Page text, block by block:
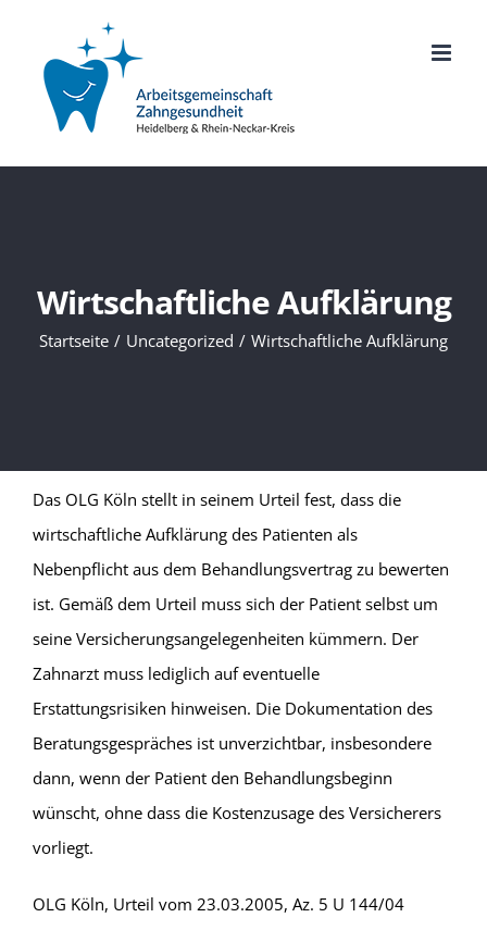
springen
Wirtschaftliche Aufklärung
Startseite Uncategorized Wirtschaftliche Aufklärung
Das OLG Köln stellt in seinem Urteil fest, dass die
wirtschaftliche Aufklärung des Patienten als
Nebenpflicht aus dem Behandlungsvertrag zu bewerten
ist. Gemäß dem Urteil muss sich der Patient selbst um
seine Versicherungsangelegenheiten kümmern. Der
Zahnarzt muss lediglich auf eventuelle
Erstattungsrisiken hinweisen. Die Dokumentation des
Beratungsgespräches ist unverzichtbar, insbesondere
dann, wenn der Patient den Behandlungsbeginn
wünscht, ohne dass die Kostenzusage des Versicherers
vorliegt.
OLG Köln, Urteil vom 23.03.2005, Az. 5 U 144/04